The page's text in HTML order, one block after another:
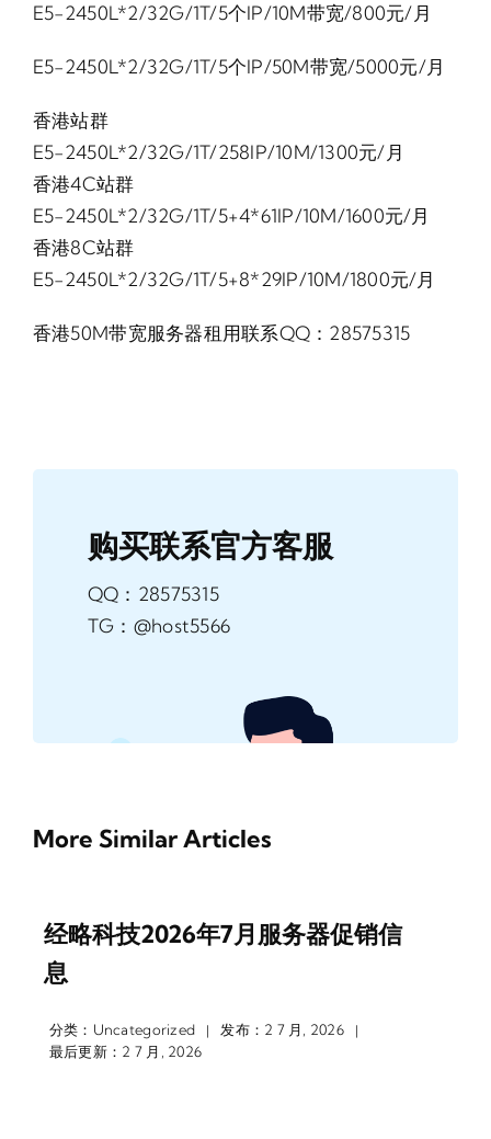
E5-2450L*2/32G/1T/5个IP/10M带宽/800元/月
E5-2450L*2/32G/1T/5个IP/50M带宽/5000元/月
香港站群
E5-2450L*2/32G/1T/258IP/10M/1300元/月
香港4C站群
E5-2450L*2/32G/1T/5+4*61IP/10M/1600元/月
香港8C站群
E5-2450L*2/32G/1T/5+8*29IP/10M/1800元/月
香港50M带宽服务器租用联系QQ：28575315
购买联系官方客服
QQ：28575315
TG：@host5566
More Similar Articles
经略科技2026年7月服务器促销信
息
分类： Uncategorized | 发布：2 7 月, 2026
|
最后更新：2 7 月, 2026